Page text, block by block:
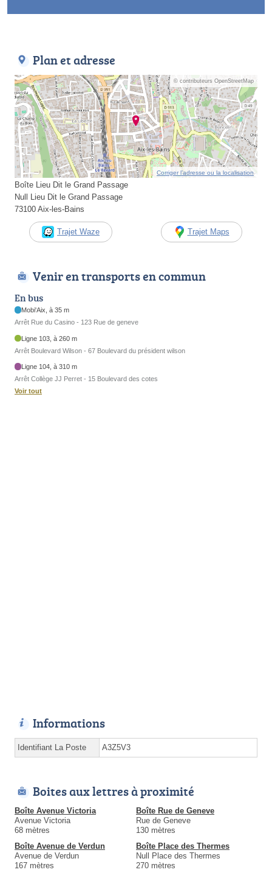
Plan et adresse
© contributeurs OpenStreetMap
Corriger l’adresse ou la localisation
Boîte Lieu Dit le Grand Passage
Null Lieu Dit le Grand Passage
73100 Aix-les-Bains
Trajet Waze Trajet Maps
Venir en transports en commun
En bus
Mobi'Aix, à 35 m
Arrêt Rue du Casino - 123 Rue de geneve
Ligne 103, à 260 m
Arrêt Boulevard Wilson - 67 Boulevard du président wilson
Ligne 104, à 310 m
Arrêt Collège JJ Perret - 15 Boulevard des cotes
Voir tout
Informations
Identifiant La Poste A3Z5V3
Boites aux lettres à proximité
Boîte Avenue Victoria
Avenue Victoria
68 mètres
Boîte Rue de Geneve
Rue de Geneve
130 mètres
Boîte Avenue de Verdun
Avenue de Verdun
167 mètres
Boîte Place des Thermes
Null Place des Thermes
270 mètres